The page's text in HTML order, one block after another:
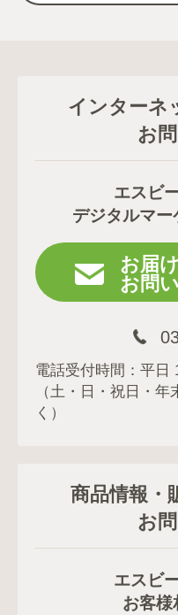
インターネ
お
エスビ
デジタルマー
お届
お問
電話受付時間：平日
（土・日・祝日・
く）
商品情報・
お
エスビ
お客様